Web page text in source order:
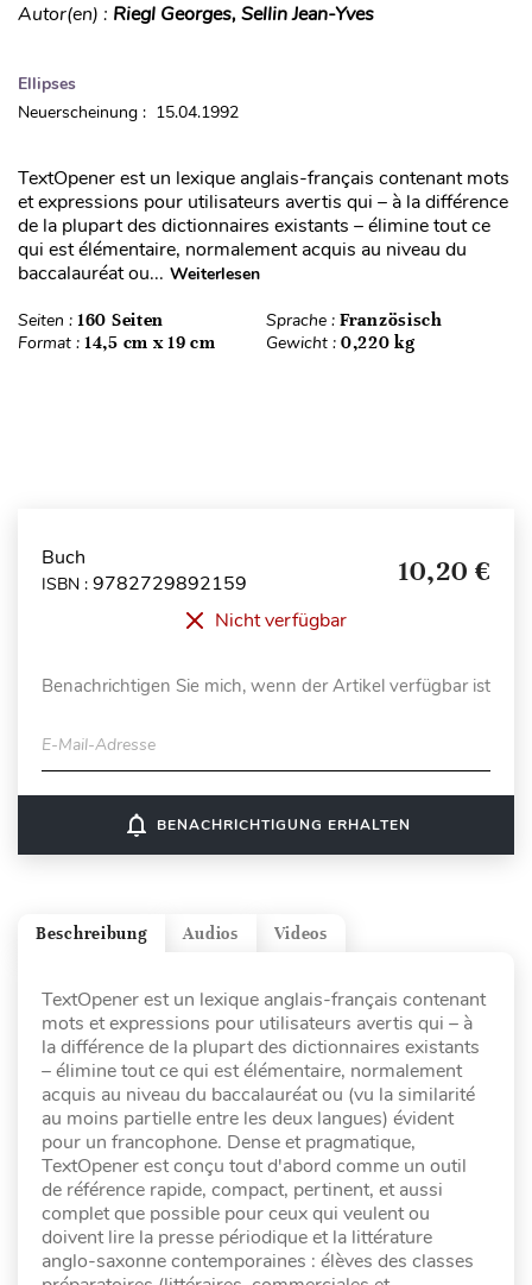
Autor(en) : Riegl Georges, Sellin Jean-Yves
Ellipses
Neuerscheinung : 15.04.1992
TextOpener est un lexique anglais-français contenant mots
et expressions pour utilisateurs avertis qui – à la différence
de la plupart des dictionnaires existants – élimine tout ce
qui est élémentaire, normalement acquis au niveau du
baccalauréat ou... Weiterlesen
Seiten : 160 Seiten Sprache : Französisch
Format : 14,5 cm x 19 cm Gewicht : 0,220 kg
Buch
ISBN : 9782729892159 10,20 €
Nicht verfügbar
Benachrichtigen Sie mich, wenn der Artikel verfügbar ist
E-Mail-Adresse
notifications_none BENACHRICHTIGUNG ERHALTEN
Videos
Audios
Beschreibung
TextOpener est un lexique anglais-français contenant
mots et expressions pour utilisateurs avertis qui – à
la différence de la plupart des dictionnaires existants
– élimine tout ce qui est élémentaire, normalement
acquis au niveau du baccalauréat ou (vu la similarité
au moins partielle entre les deux langues) évident
pour un francophone. Dense et pragmatique,
TextOpener est conçu tout d'abord comme un outil
de référence rapide, compact, pertinent, et aussi
complet que possible pour ceux qui veulent ou
doivent lire la presse périodique et la littérature
anglo-saxonne contemporaines : élèves des classes